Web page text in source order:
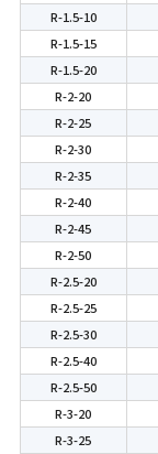
R-1.5-10
R-1.5-15
R-1.5-20
R-2-20
R-2-25
R-2-30
R-2-35
R-2-40
R-2-45
R-2-50
R-2.5-20
R-2.5-25
R-2.5-30
R-2.5-40
R-2.5-50
R-3-20
R-3-25